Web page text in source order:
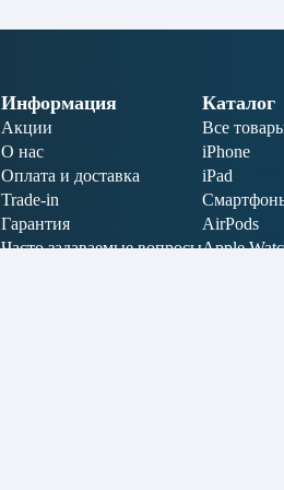
Информация
Акции
О нас
Оплата и доставка
Trade-in
Гарантия
Часто задаваемые вопросы
Каталог
Все
iPhone
iPad
AirPods
Apple